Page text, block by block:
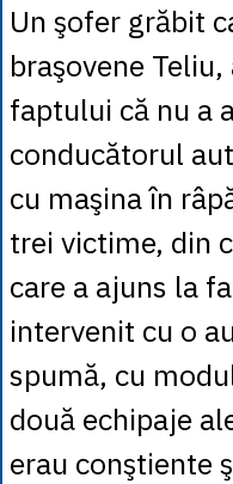
Un şofer grăbit
braşovene
faptului că nu a
conducătorul
cu maşina în
trei victime, din
care a ajuns la
intervenit cu o
spumă, cu
două echipaje
erau conştiente